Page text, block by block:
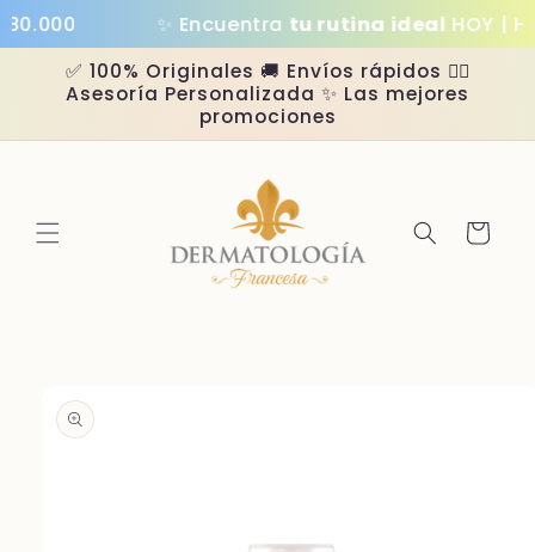
✨ Encuentratu rutina idealHOY |
directamente
al contenido
✅ 100% Originales 🚚 Envíos rápidos 👩‍⚕️
Asesoría Personalizada ✨ Las mejores
promociones
Carrito
información
del producto